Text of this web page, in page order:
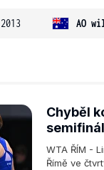
AO
Chyběl
WTA ŘÍM -
Římě ve